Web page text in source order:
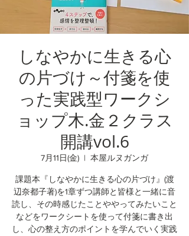
しなやかに生きる心
の片づけ～付箋を使
った実践型ワークシ
ョップ木.金２クラス
開講vol.6
7月11日(金)
  |
本屋ルヌガンガ
課題本『しなやかに生きる心の片づけ』(渡
辺奈都子著)を1章ずつ講師と皆様と一緒に音
読し、その時感じたことややってみたいこと
などをワークシートを使って付箋に書き出
し、心の整え方のポイントを学んでいく実践